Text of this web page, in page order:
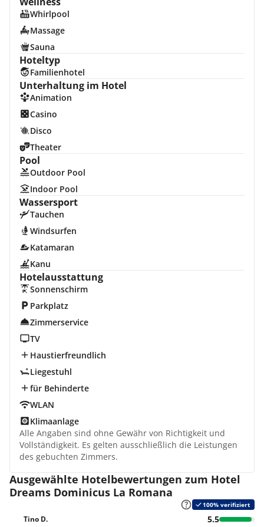
Whirlpool
Massage
Sauna
Hoteltyp
Familienhotel
Unterhaltung im Hotel
Animation
Casino
Disco
Theater
Pool
Outdoor Pool
Indoor Pool
Wassersport
Tauchen
Windsurfen
Katamaran
Kanu
Hotelausstattung
Sonnenschirm
Parkplatz
Zimmerservice
TV
Haustierfreundlich
Liegestuhl
für Behinderte
WLAN
Klimaanlage
Alle Angaben sind ohne Gewähr von Richtigkeit und
Vollständigkeit. Es gelten ausschließlich die Leistungen
des gebuchten Zimmers.
Ausgewählte Hotelbewertungen zum Hotel
Dreams Dominicus La Romana
100% verifiziert
Tino D. 5.5